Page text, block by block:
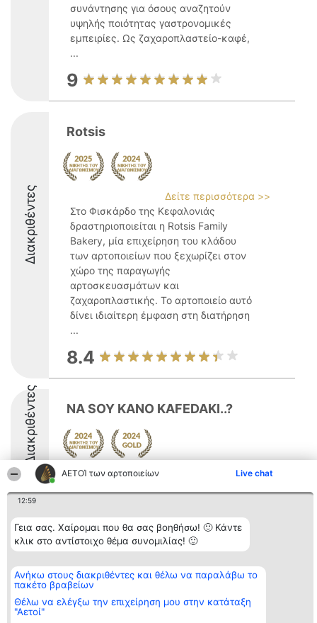
ΑΕΤΟΊ των αρτοποιείων Live chat
12:59
Γεια σας. Χαίρομαι που θα σας βοηθήσω! 🙂 Κάντε
κλικ στο αντίστοιχο θέμα συνομιλίας! 🙂
Ανήκω στους διακριθέντες και θέλω να παραλάβω το
πακέτο βραβείων
Θέλω να ελέγξω την επιχείρηση μου στην κατάταξη
"Αετοί"
συνάντησης για όσους αναζητούν
υψηλής ποιότητας γαστρονομικές
εμπειρίες. Ως ζαχαροπλαστείο-καφέ,
...
9
Διακριθέντες
Rotsis
Δείτε περισσότερα >>
Στο Φισκάρδο της Κεφαλονιάς
δραστηριοποιείται η Rotsis Family
Bakery, μία επιχείρηση του κλάδου
των αρτοποιείων που ξεχωρίζει στον
χώρο της παραγωγής
αρτοσκευασμάτων και
ζαχαροπλαστικής. Το αρτοποιείο αυτό
δίνει ιδιαίτερη έμφαση στη διατήρηση
...
8.4
Διακριθέντες NA SOY KANO KAFEDAKI..?
8.5
Διοργανωτής της
κατάταξης
BEAUTIFUL COMPANY
ΤΗΛ. ΕΠΙΚΟΙΝΩΝΙΑΣ:
2104128019
email:
aetoi@beautifulcompany.co
Κατάταξη
Διακριθέντες
Λίστα όλων
διακριθέντων
Μεθοδολογία
προϋποθέσεις
Επικοινωνία